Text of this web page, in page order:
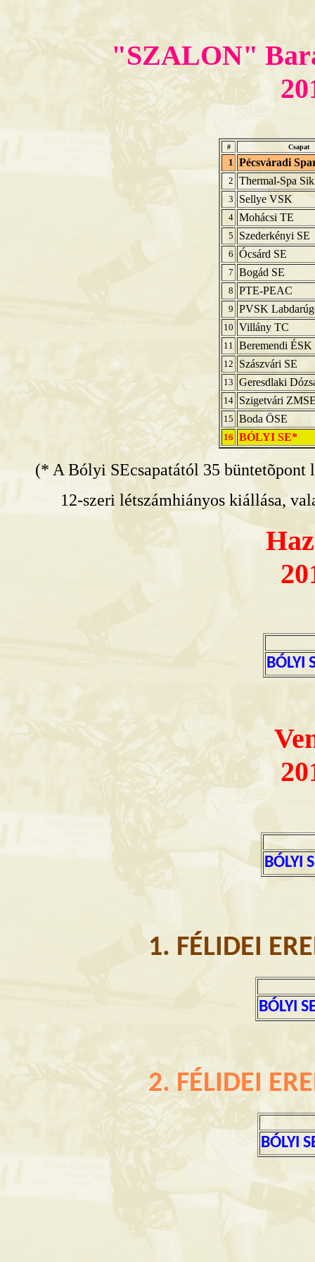
"SZALON"
# Csapat
1 Pécsváradi
2 Thermal-Spa
3 Sellye VSK
4 Mohácsi TE
5 Szederkényi SE
6 Ócsárd SE
7 Bogád SE
8 PTE-PEAC
9 PVSK
10 Villány TC
11 Beremendi ÉSK
12 Szászvári SE
13 Geresdlaki
14 Szigetvári
15 Boda ÖSE
16 BÓLYI SE*
(* A Bólyi SEcsapatától 35 büntetõpont
12-szeri létszámhiányos kiállása,
BÓLYI
BÓLYI
1. FÉLIDEI
BÓLYI
2. FÉLIDEI
BÓLYI